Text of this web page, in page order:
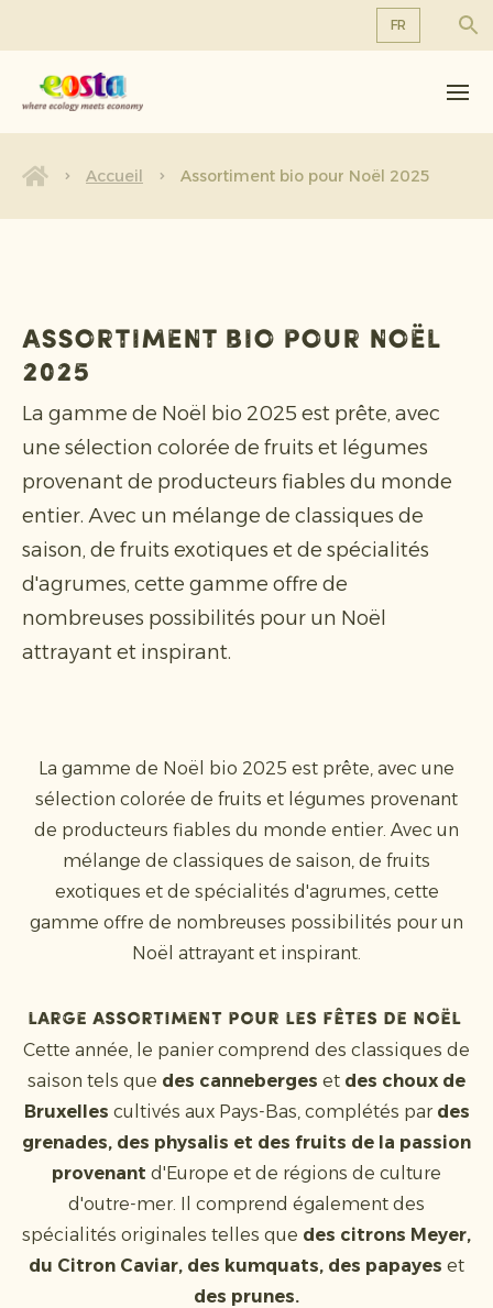
FR
NL
À propos de nous
Produits
Durabilité
Nouvelles et communiqués
Accueil Assortiment bio pour Noël 2025
Assortiment bio pour Noël
2025
La gamme de Noël bio 2025 est prête, avec
une sélection colorée de fruits et légumes
provenant de producteurs fiables du monde
entier. Avec un mélange de classiques de
saison, de fruits exotiques et de spécialités
d'agrumes, cette gamme offre de
nombreuses possibilités pour un Noël
attrayant et inspirant.
La gamme de Noël bio 2025 est prête, avec une
sélection colorée de fruits et légumes provenant
de producteurs fiables du monde entier. Avec un
mélange de classiques de saison, de fruits
exotiques et de spécialités d'agrumes, cette
gamme offre de nombreuses possibilités pour un
Noël attrayant et inspirant.
Large assortiment pour les fêtes de Noël
Cette année, le panier comprend des classiques de
saison tels que des canneberges et des choux de
Bruxelles cultivés aux Pays-Bas, complétés par des
grenades, des physalis et des fruits de la passion
provenant d'Europe et de régions de culture
d'outre-mer. Il comprend également des
spécialités originales telles que des citrons Meyer,
du Citron Caviar, des kumquats, des papayes et
des prunes.